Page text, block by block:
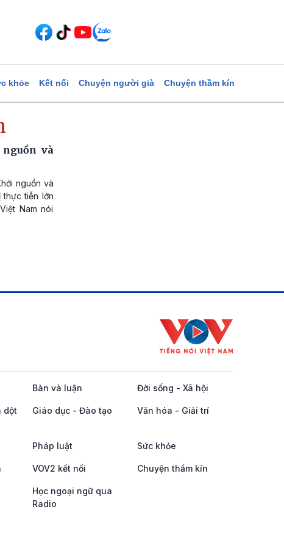
khỏe Kết nối Chuyện người già Chuyện thầm kín
và
nguồn và
thực tiễn lớn
Nam nói
Bàn và luận Đời sống - Xã hội
dột
Giáo dục - Đào tạo Văn hóa - Giải trí
Pháp luật Sức khỏe
VOV2 kết nối Chuyện thầm kín
Học ngoại ngữ qua
Radio